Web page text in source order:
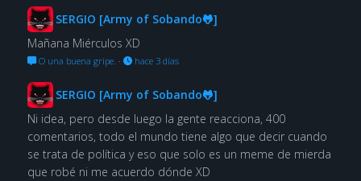
SERGIO [Army of Sobando🐸]
Mañana Miérculos XD
O una buena gripe. · hace 3 días
SERGIO [Army of Sobando🐸]
Ni idea, pero desde luego la gente reacciona, 400
comentarios, todo el mundo tiene algo que decir cuando
se trata de política y eso que solo es un meme de mierda
que robé ni me acuerdo dónde XD